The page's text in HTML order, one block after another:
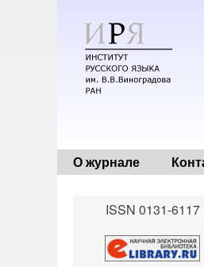
О журнале
ISSN 0131-6117